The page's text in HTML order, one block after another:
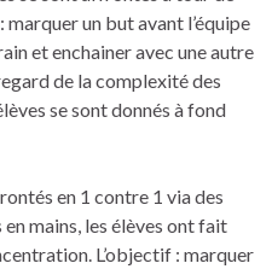
un but avant l’équipe
et enchainer avec une autre
de la complexité des
se sont donnés à fond
en 1 contre 1 via des
mains, les élèves ont fait
L’objectif : marquer